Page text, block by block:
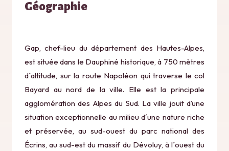
Géographie
Gap, chef-lieu du département des Hautes-Alpes,
est située dans le Dauphiné historique, à 750 mètres
d´altitude, sur la route Napoléon qui traverse le col
Bayard au nord de la ville. Elle est la principale
agglomération des Alpes du Sud. La ville jouit d’une
situation exceptionnelle au milieu d´une nature riche
et préservée, au sud-ouest du parc national des
Écrins, au sud-est du massif du Dévoluy, à l´ouest du